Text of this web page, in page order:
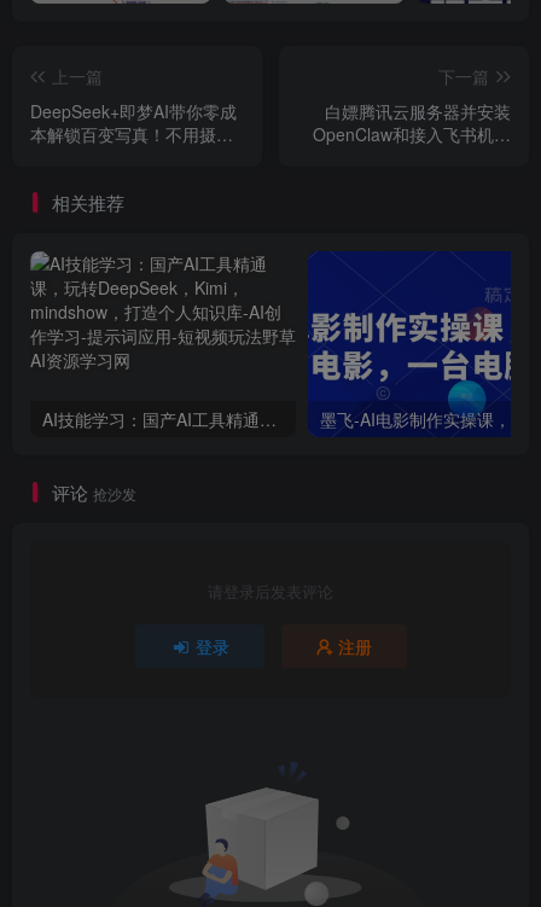
上一篇
DeepSeek+即梦AI带你零成
本解锁百变写真！不用摄影
下一篇
白嫖腾讯云服务器并安装
OpenClaw和接入飞书机器
相关推荐
AI技能学习：国产AI工具精通课，玩转DeepSeek，Kimi，mindshow，打造个人知识库
评论 抢沙发
请登录后发表评论
登录 注册